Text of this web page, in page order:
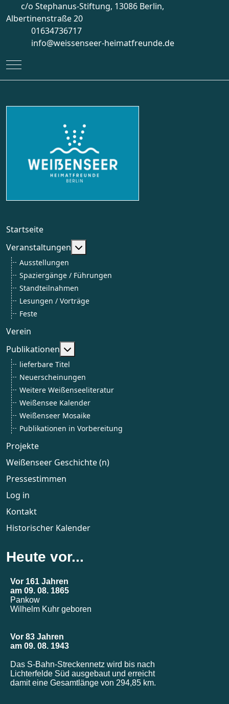
c/o Stephanus-Stiftung, 13086 Berlin,
Albertinenstraße 20
01634736717
info@weissenseer-heimatfreunde.de
Mobile Menu Toggle
Startseite
Veranstaltungen
Weitere Informationen:
Ausstellungen
Spaziergänge / Führungen
Standteilnahmen
Lesungen / Vorträge
Feste
Verein
Publikationen
Weitere Informationen: Publikationen
lieferbare Titel
Neuerscheinungen
Weitere Weißenseeliteratur
Weißensee Kalender
Weißenseer Mosaike
Publikationen in Vorbereitung
Projekte
Weißenseer Geschichte (n)
Pressestimmen
Log in
Kontakt
Historischer Kalender
Heute vor...